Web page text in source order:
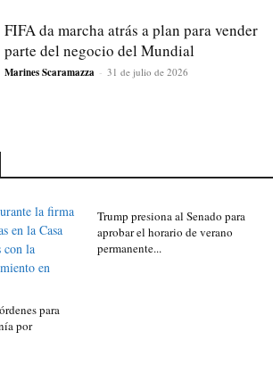
FIFA da marcha atrás a plan para vender
parte del negocio del Mundial
Marines Scaramazza - 31 de julio de 2026
para
por
Trump presiona al Senado para
aprobar el horario de verano
permanente...